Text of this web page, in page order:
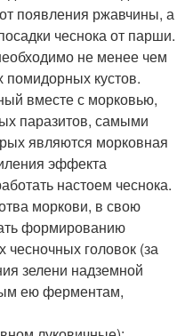
появления ржавчины, а
чеснока от парши.
не менее чем
кустов.
вместе с морковью,
паразитов, самыми
являются морковная
эффекта
настоем чеснока.
моркови, в свою
формированию
головок (за
зелени надземной
ею ферментам,